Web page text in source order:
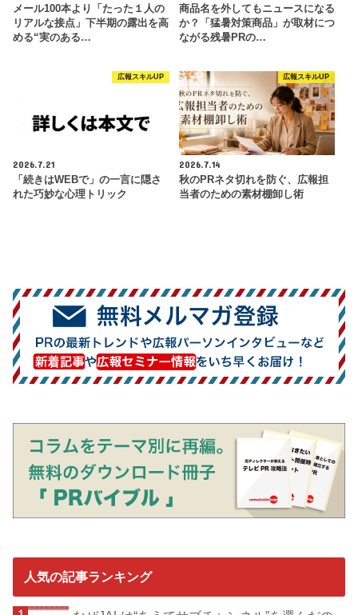
メール100本より「たった１人の
リアルな接点」下半期の露出を高
める“実のある…
商品名を外してもニュースになる
か？「猛暑対策商品」が取材につ
ながる残暑PRの…
広報スキルUP
2026.7.21
「続きはWEBで」の一言に隠さ
れた巧妙な心理トリック
広報スキルUP
2026.7.14
秋のPRネタ切れを防ぐ、広報担
当者のための素材棚卸し術
人気の記事ランキング